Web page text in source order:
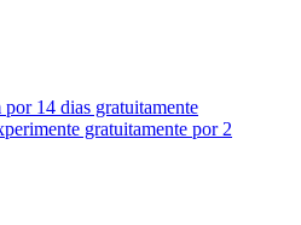
14 dias gratuitamente
gratuitamente por 2